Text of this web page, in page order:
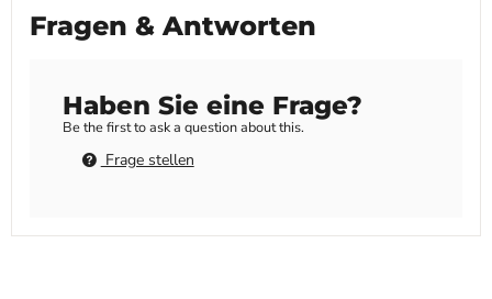
Fragen & Antworten
Haben Sie eine Frage?
Be the first to ask a question about this.
Frage stellen